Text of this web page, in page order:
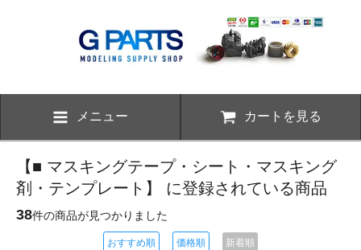
メニュー カートを見る
【■ マスキングテープ・シート・マスキング
剤・テンプレート】 に登録されている商品
38件の商品が見つかりました
おすすめ順 価格順 新着順